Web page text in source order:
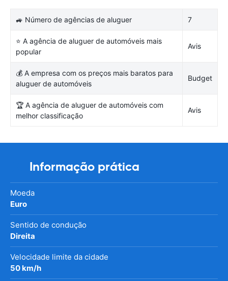
🚙 Número de agências de aluguer 7
⭐ A agência de aluguer de automóveis mais
popular
Avis
💰 A empresa com os preços mais baratos para
aluguer de automóveis
Budget
🏆 A agência de aluguer de automóveis com
melhor classificação
Avis
Informação prática
Moeda
Euro
Sentido de condução
Direita
Velocidade limite da cidade
50 km/h